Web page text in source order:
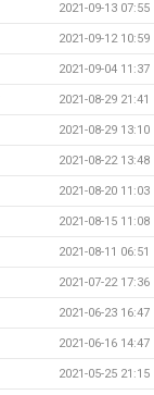
2021-09-13 07:55
2021-09-12 10:59
2021-09-04 11:37
2021-08-29 21:41
2021-08-29 13:10
2021-08-22 13:48
2021-08-20 11:03
2021-08-15 11:08
2021-08-11 06:51
2021-07-22 17:36
2021-06-23 16:47
2021-06-16 14:47
2021-05-25 21:15